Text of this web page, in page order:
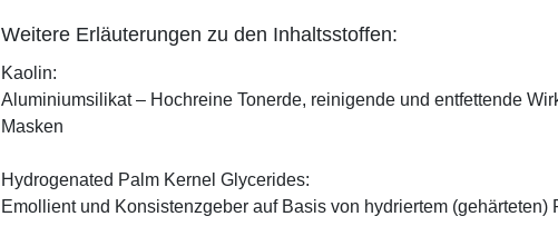
Weitere Erläuterungen zu den Inhaltsstoffen:
Kaolin:
Aluminiumsilikat – Hochreine Tonerde, reinigende und entfettende
Masken
Hydrogenated Palm Kernel Glycerides:
Emollient und Konsistenzgeber auf Basis von hydriertem (gehärteten)